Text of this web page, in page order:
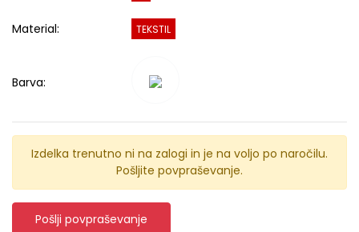
Material: TEKSTIL
Barva:
Izdelka trenutno ni na zalogi in je na voljo po naročilu.
Pošljite povpraševanje.
Pošlji povpraševanje